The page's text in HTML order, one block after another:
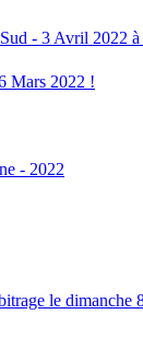
- 3 Avril 2022
Mars 2022 !
- 2022
le dimanche